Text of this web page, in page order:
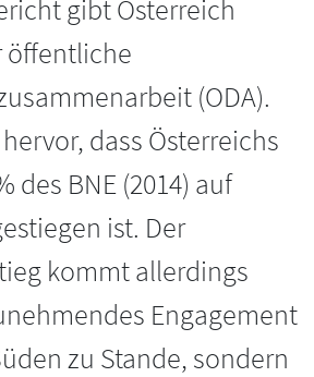
gibt Österreich
öffentliche
(ODA).
dass Österreichs
des BNE (2014) auf
ist. Der
kommt allerdings
Engagement
zu Stande, sondern